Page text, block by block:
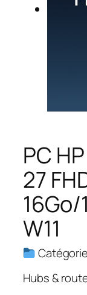
PC
27
16Go/
W11
Hubs &